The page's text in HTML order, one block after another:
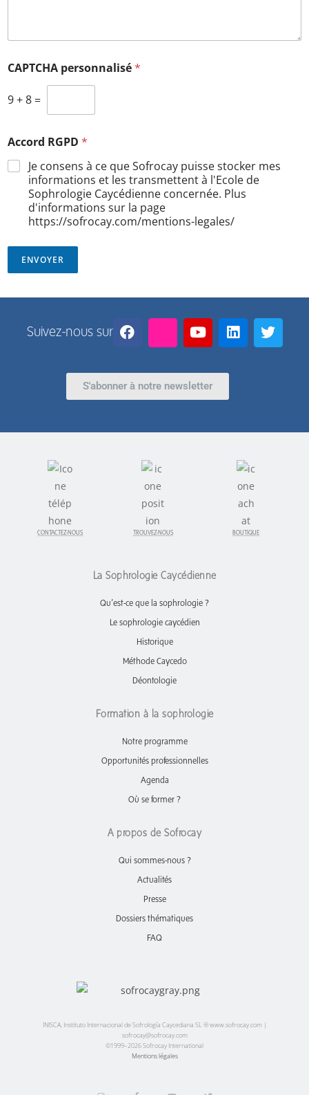
CAPTCHA personnalisé*
9+8 =
Accord RGPD *
Je consens à ce que Sofrocay puisse stocker mes
informations et les transmettent à l'Ecole de
Sophrologie Caycédienne concernée. Plus
d'informations sur la page
https://sofrocay.com/mentions-legales/
ENVOYER
Suivez-nous sur
S'abonner à notre newsletter
CONTACTEZ-NOUS TROUVEZ-NOUS BOUTIQUE
La Sophrologie Caycédienne
Qu’est-ce que la sophrologie ?
Le sophrologie caycédien
Historique
Méthode Caycedo
Déontologie
Formation à la sophrologie
Notre programme
Opportunités professionnelles
Agenda
Où se former ?
A propos de Sofrocay
Qui sommes-nous ?
Actualités
Presse
Dossiers thématiques
FAQ
INISCA, Instituto Internacional de Sofrología Caycediana SL ® www.sofrocay.com |
sofrocay@sofrocay.com
©1999–2026 Sofrocay International
Mentions légales